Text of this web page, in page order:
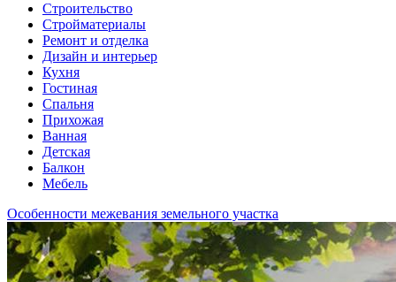
Строительство
Стройматериалы
Ремонт и отделка
Дизайн и интерьер
Кухня
Гостиная
Спальня
Прихожая
Ванная
Детская
Балкон
Мебель
Особенности межевания земельного участка